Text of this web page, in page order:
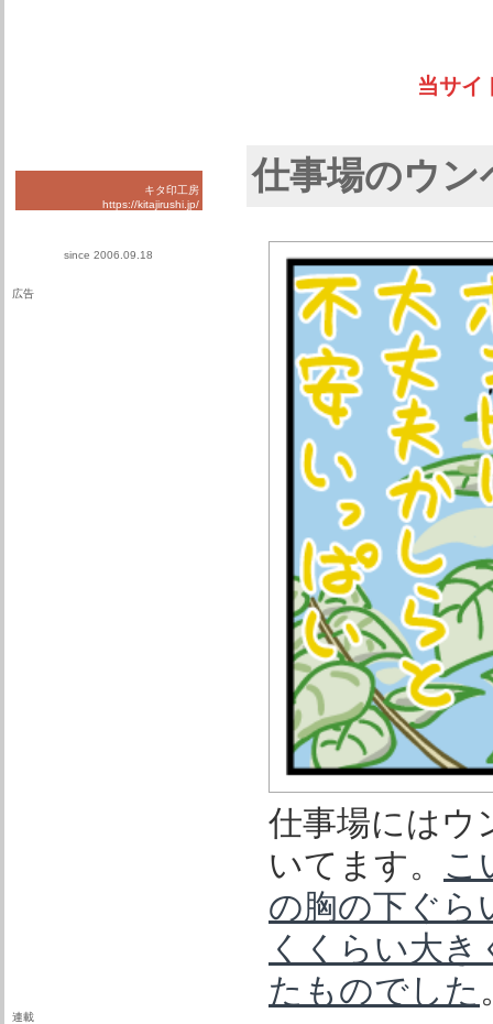
キタ印工房
https://kitajirushi.jp/
since 2006.09.18
広告
連載
当サイ
仕事場のウ
仕事場にはウ
いてます。 こ
の胸の下ぐら
くくらい大
たものでした